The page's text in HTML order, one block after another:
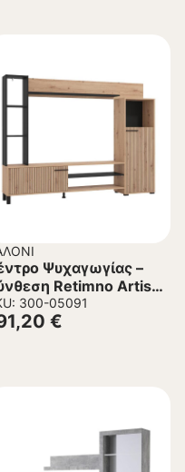
Ψυχαγωγίας –
Retimno Artisan
– Artisan Oak με
Γραμμές – Μαύρο
300-05091
€